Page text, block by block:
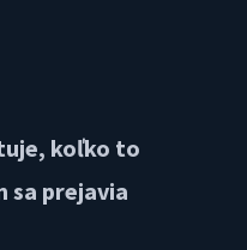
koľko to
sa prejavia